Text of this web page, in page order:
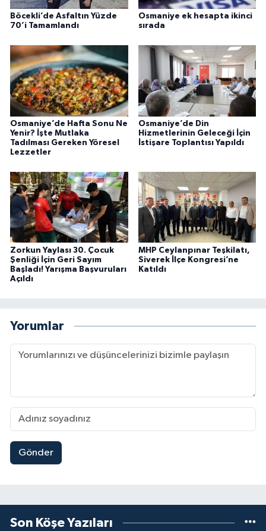
Böcekli’de Asfaltın Yüzde
70’i Tamamlandı
Osmaniye ek hesapta ikinci
sırada
Osmaniye’de Hafta Sonu Ne
Yenir? İşte Mutlaka
Tadılması Gereken Yöresel
Lezzetler
Osmaniye’de Din
Hizmetlerinin Geleceği İçin
İstişare Toplantısı Yapıldı
Zorkun Yaylası 30. Çocuk
Şenliği İçin Geri Sayım
Başladı! Yarışma Başvuruları
Açıldı
MHP Ceylanpınar Teşkilatı,
Siverek İlçe Kongresi’ne
Katıldı
Yorumlar
Gönder
Son Köşe Yazıları